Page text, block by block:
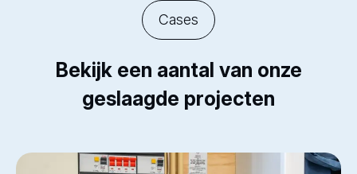
Cases
Bekijk een aantal van onze
geslaagde projecten